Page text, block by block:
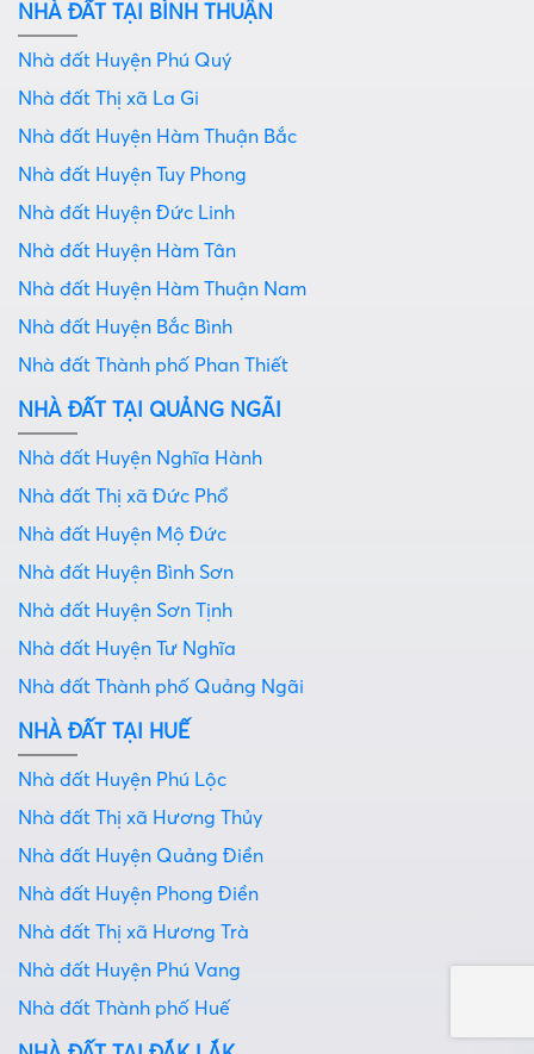
NHÀ ĐẤT TẠI BÌNH THUẬN
Nhà đất Huyện Phú Quý
Nhà đất Thị xã La Gi
Nhà đất Huyện Hàm Thuận Bắc
Nhà đất Huyện Tuy Phong
Nhà đất Huyện Đức Linh
Nhà đất Huyện Hàm Tân
Nhà đất Huyện Hàm Thuận Nam
Nhà đất Huyện Bắc Bình
Nhà đất Thành phố Phan Thiết
NHÀ ĐẤT TẠI QUẢNG NGÃI
Nhà đất Huyện Nghĩa Hành
Nhà đất Thị xã Đức Phổ
Nhà đất Huyện Mộ Đức
Nhà đất Huyện Bình Sơn
Nhà đất Huyện Sơn Tịnh
Nhà đất Huyện Tư Nghĩa
Nhà đất Thành phố Quảng Ngãi
NHÀ ĐẤT TẠI HUẾ
Nhà đất Huyện Phú Lộc
Nhà đất Thị xã Hương Thủy
Nhà đất Huyện Quảng Điền
Nhà đất Huyện Phong Điền
Nhà đất Thị xã Hương Trà
Nhà đất Huyện Phú Vang
Nhà đất Thành phố Huế